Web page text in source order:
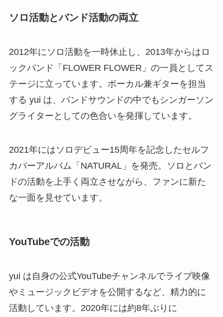
ソロ活動とバンド活動の両立
2012年にソロ活動を一時休止し、2013年からはロ
ックバンド「FLOWER FLOWER」の一員としてス
テージに立っています。ボーカル兼ギターを担当
する yui は、バンドサウンドの中でもシンガーソン
グライターとしての色合いを発揮しています。
2021年にはソロデビュー15周年を記念したセルフ
カバーアルバム「NATURAL」を発売。ソロとバン
ドの活動を上手く両立させながら、ファンに新た
な一面を見せています。
YouTubeでの活動
yui は自身の公式YouTubeチャンネルでライブ映像
やミュージックビデオを公開するなど、精力的に
活動しています。2020年には約8年ぶりに